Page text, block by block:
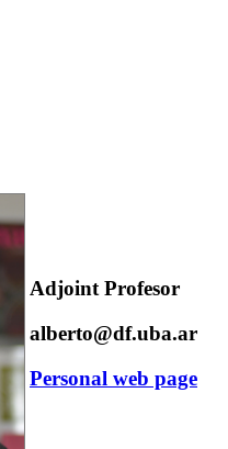
Adjoint Profesor
alberto@df.uba.ar
Personal web page